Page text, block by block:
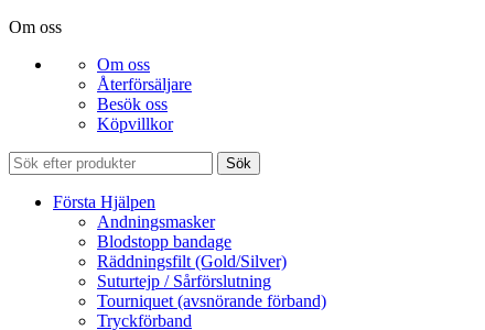
Om oss
Om oss
Återförsäljare
Besök oss
Köpvillkor
Sök
Första Hjälpen
Andningsmasker
Blodstopp bandage
Räddningsfilt (Gold/Silver)
Suturtejp / Sårförslutning
Tourniquet (avsnörande förband)
Tryckförband